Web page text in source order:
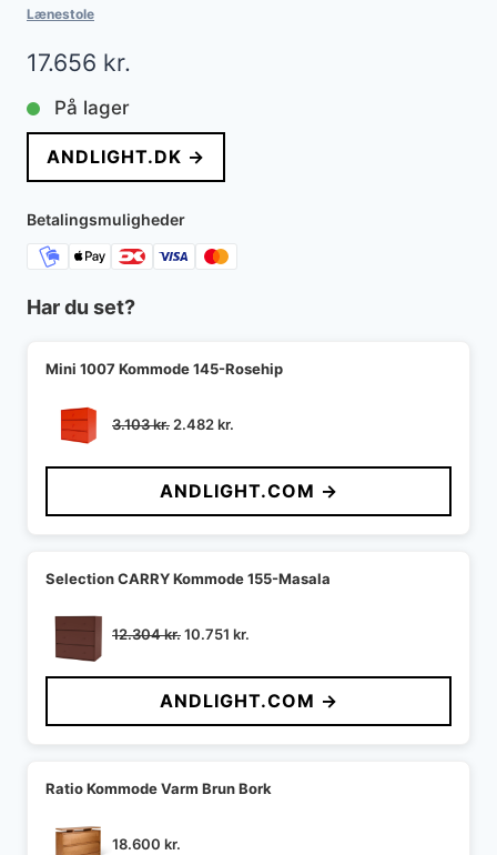
Lænestole
17.656 kr.
På lager
ANDLIGHT.DK →
Betalingsmuligheder
Har du set?
Mini 1007 Kommode 145-Rosehip
3.103kr. Den
pris
var:
3.103 kr..
2.482kr.
pris
er:
2.482 kr..
ANDLIGHT.COM →
Selection CARRY Kommode 155-Masala
12.304kr.Den
pris
var:
12.304 kr..
10.751 kr.
pris
er:
10.751 kr..
ANDLIGHT.COM →
Ratio Kommode Varm Brun Bork
18.600 kr.